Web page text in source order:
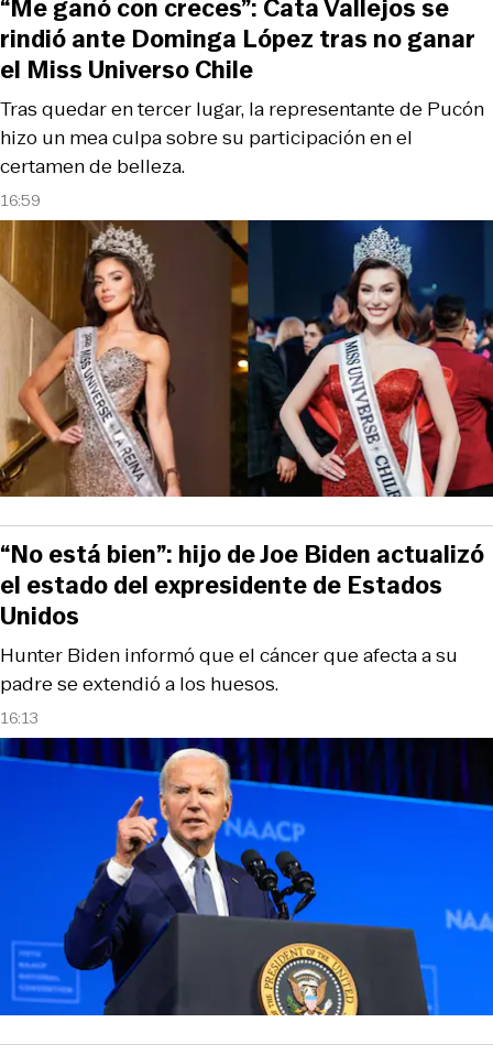
16:59
Tras quedar en tercer lugar, la representante de Pucón
hizo un mea culpa sobre su participación en el
certamen de belleza.
“Me ganó con creces”: Cata Vallejos se
rindió ante Dominga López tras no ganar
el Miss Universo Chile
16:13
Hunter Biden informó que el cáncer que afecta a su
padre se extendió a los huesos.
“No está bien”: hijo de Joe Biden actualizó
el estado del expresidente de Estados
Unidos